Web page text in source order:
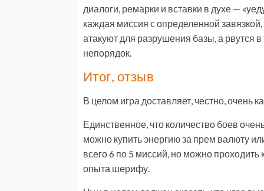
диалоги, ремарки и вставки в духе —
каждая миссия с определенной
атакуют для разрушения базы, а рвутся
непорядок.
Итог, отзыв
В целом игра доставляет, честно, очень
Единственное, что количество боев
можно купить энергию за прем валюту
всего 6 по 5 миссий, но можно
опыта шерифу.